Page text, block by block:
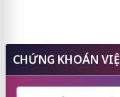
CHỨNG KHOÁN